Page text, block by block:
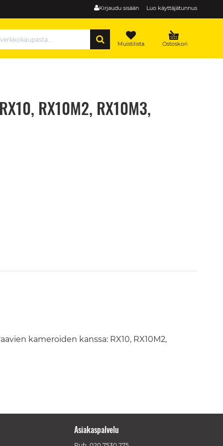
Kirjaudu sisään Luo käyttäjätunnus
Ostoskori
Muistilista
RX10M2, RX10M3,
kameroiden kanssa: RX10, RX10M2,
Asiakaspalvelu